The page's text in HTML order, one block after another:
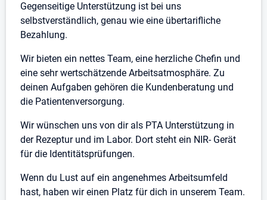
Gegenseitige Unterstützung ist bei uns
selbstverständlich, genau wie eine übertarifliche
Bezahlung.
Wir bieten ein nettes Team, eine herzliche Chefin und
eine sehr wertschätzende Arbeitsatmosphäre. Zu
deinen Aufgaben gehören die Kundenberatung und
die Patientenversorgung.
Wir wünschen uns von dir als PTA Unterstützung in
der Rezeptur und im Labor. Dort steht ein NIR- Gerät
für die Identitätsprüfungen.
Wenn du Lust auf ein angenehmes Arbeitsumfeld
hast, haben wir einen Platz für dich in unserem Team.